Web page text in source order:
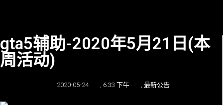
gta5辅助-2020年5月21日(本
周活动)
2020-05-24 6:33 下午 最新公告